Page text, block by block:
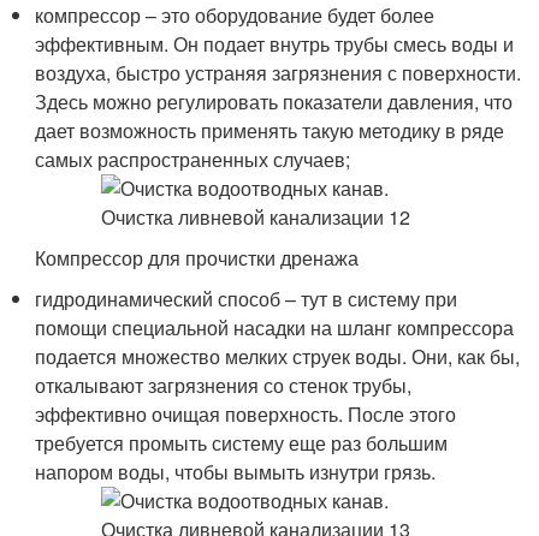
компрессор – это оборудование будет более
эффективным. Он подает внутрь трубы смесь воды и
воздуха, быстро устраняя загрязнения с поверхности.
Здесь можно регулировать показатели давления, что
дает возможность применять такую методику в ряде
самых распространенных случаев;
Компрессор для прочистки дренажа
гидродинамический способ – тут в систему при
помощи специальной насадки на шланг компрессора
подается множество мелких струек воды. Они, как бы,
откалывают загрязнения со стенок трубы,
эффективно очищая поверхность. После этого
требуется промыть систему еще раз большим
напором воды, чтобы вымыть изнутри грязь.